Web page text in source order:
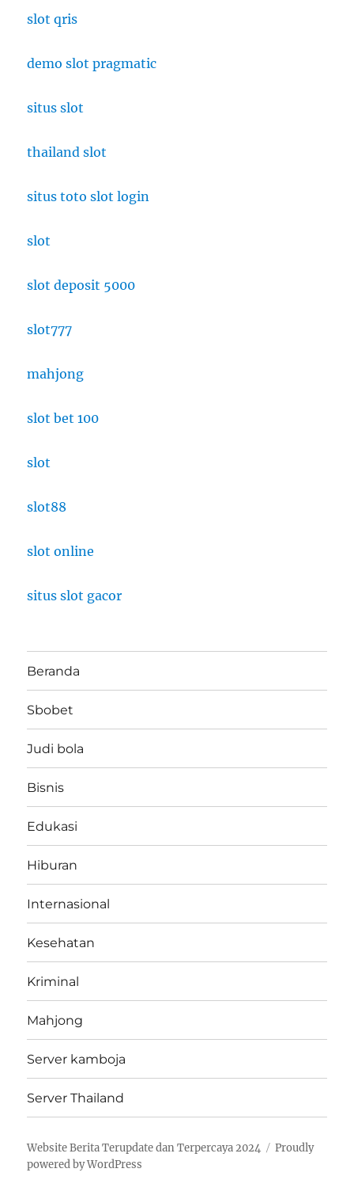
slot qris
demo slot pragmatic
situs slot
thailand slot
situs toto slot login
slot
slot deposit 5000
slot777
mahjong
slot bet 100
slot
slot88
slot online
situs slot gacor
Beranda
Sbobet
Judi bola
Bisnis
Edukasi
Hiburan
Internasional
Kesehatan
Kriminal
Mahjong
Server kamboja
Server Thailand
Website Berita Terupdate dan Terpercaya 2024
Proudly
powered by WordPress